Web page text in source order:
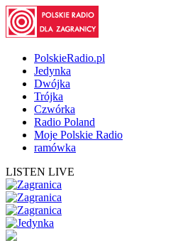
PolskieRadio.pl
Jedynka
Dwójka
Trójka
Czwórka
Radio Poland
Moje Polskie Radio
ramówka
LISTEN LIVE